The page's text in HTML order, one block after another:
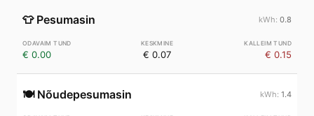
👕 Pesumasin 0.8
€ 0.00 € 0.07 € 0.15
🍽️ Nõudepesumasin 1.4